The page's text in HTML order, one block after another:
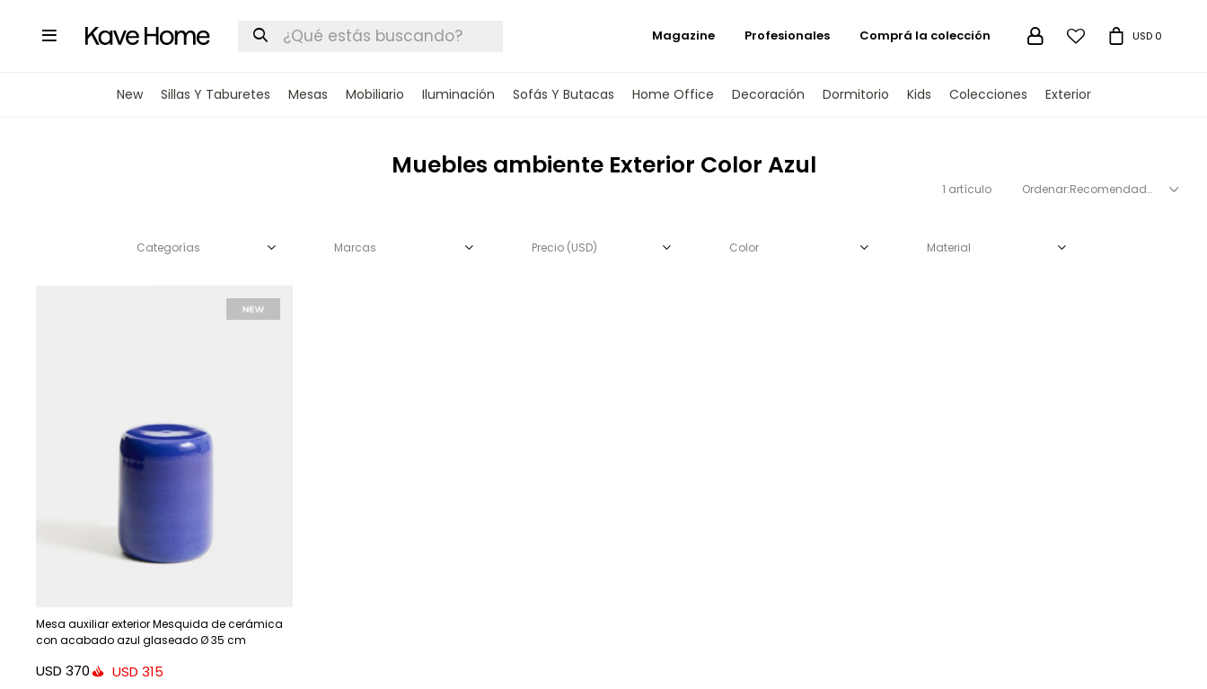

New Sillas Y Taburetes Mesas Mobiliario Iluminación Sofás Y Butacas Home Office Decoración Dormitorio Kids Colecciones Exterior
 USD 0
Magazine Profesionales Comprá la colección
Muebles ambiente Exterior Color Azul
1 artículo Recomendados
Mesa auxiliar exterior Mesquida de cerámica
con acabado azul glaseado Ø 35 cm
USD 370 USD 315
Categorías Marcas Precio (USD) Color Material